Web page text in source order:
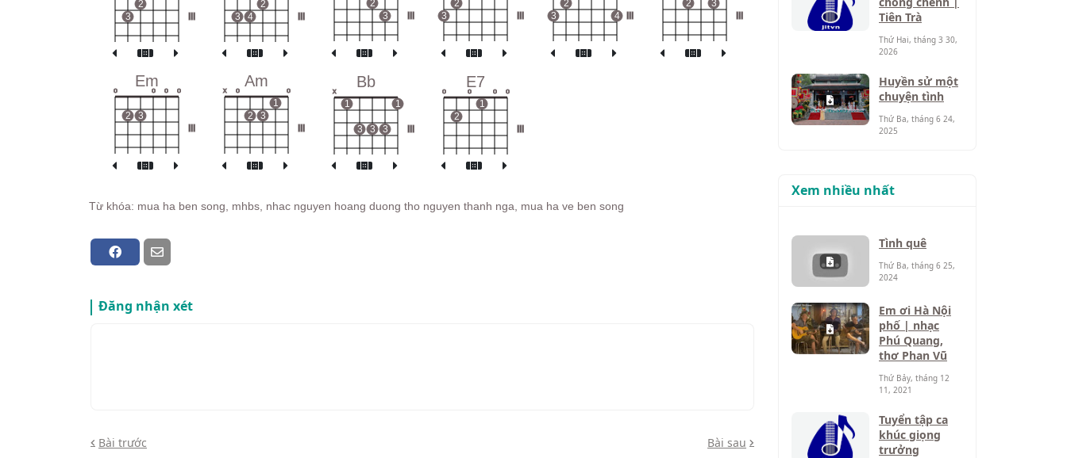
3
2
3 4
2
2
3
3
2
3
2
4
2 3
Em
o
2 3
o o o
Am
x o
2 3
1
o
Bb
III
x
1
3 3 3
1
E7
III
o
2
o
1
o o
Từ khóa: mua ha ben song, mhbs, nhac nguyen hoang duong tho nguyen thanh nga, mua ha ve ben song
Đăng nhận xét
Bài trước Bài sau
Tiên Trà
Thứ Hai, tháng 3 30,
2026
Huyền sử một
chuyện tình
Thứ Ba, tháng 6 24,
2025
Xem nhiều nhất
Tình quê
Thứ Ba, tháng 6 25,
2024
Em ơi Hà Nội
phố | nhạc
Phú Quang,
thơ Phan Vũ
Thứ Bảy, tháng 12
11, 2021
Tuyển tập ca
khúc giọng
trưởng